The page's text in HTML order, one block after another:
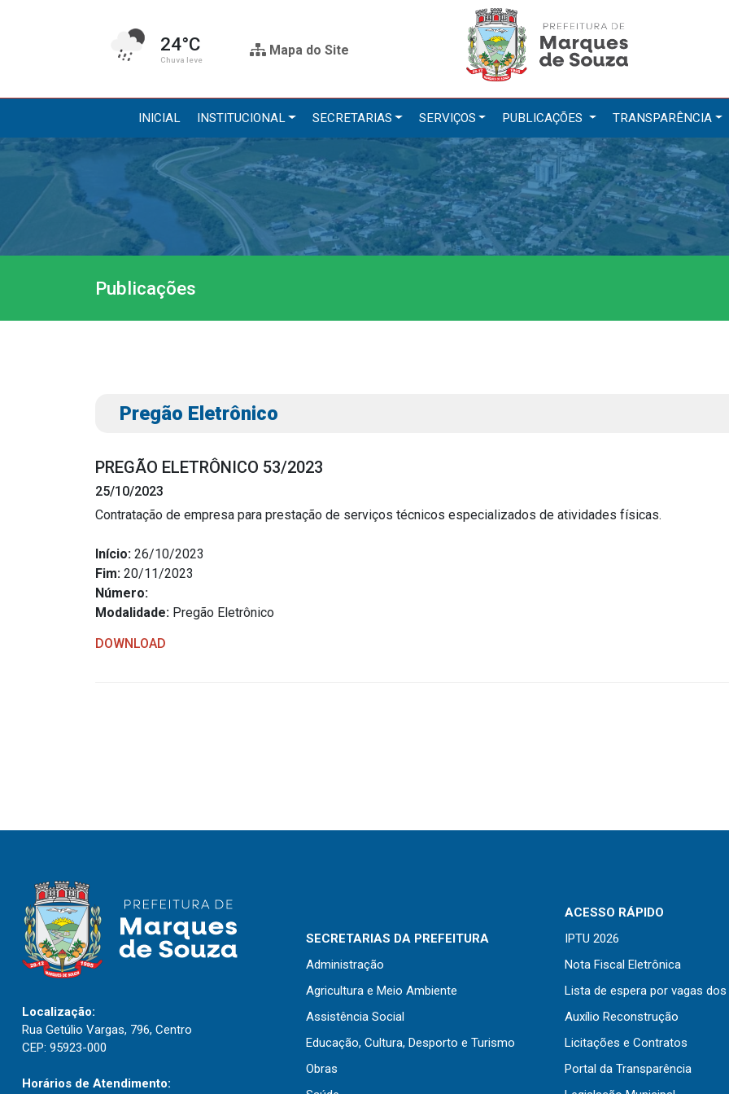
24°C
Chuva leve
Mapa do Site
INICIAL INSTITUCIONAL SECRETARIAS SERVIÇOS PUBLICAÇÕES TRANSPARÊNCIA
Institucional
A Prefeitura
Gabinete do Prefeito
História do Município
Secretarias
Administração
Agricultura e Meio Ambiente
Serviços
IPTU 2026
Nota Fiscal Eletrônica
Transparência
Portal da Transparência
Radar da Transparência
Publicações
Pregão Eletrônico
PREGÃO ELETRÔNICO 53/2023
25/10/2023
Contratação de empresa para prestação de serviços técnicos especializados de atividades físicas.
Início: 26/10/2023
Fim: 20/11/2023
Número:
Modalidade: Pregão Eletrônico
DOWNLOAD
Localização:
Rua Getúlio Vargas, 796, Centro
CEP: 95923-000
Horários de Atendimento:
SECRETARIAS DA PREFEITURA
Administração
Agricultura e Meio Ambiente
Assistência Social
Educação, Cultura, Desporto e Turismo
Obras
ACESSO RÁPIDO
IPTU 2026
Nota Fiscal Eletrônica
Lista de espera por vagas
Auxílio Reconstrução
Licitações e Contratos
Portal da Transparência